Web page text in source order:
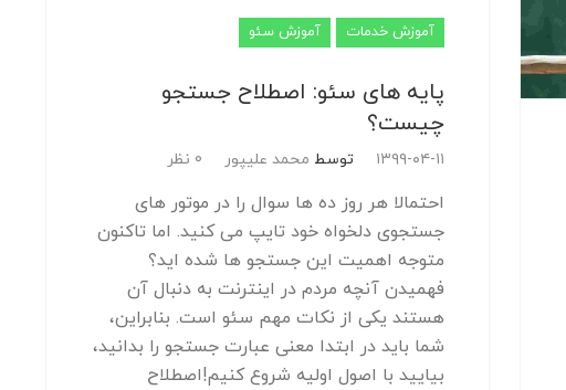
آموزش خدمات آموزش سئو
پایه های سئو: اصطلاح جستجو
چیست؟
۱۳۹۹-۰۴-۱۱ توسط محمد علیپور 0 نظر
احتمالا هر روز ده ها سوال را در موتور های
جستجوی دلخواه خود تایپ می کنید. اما تاکنون
متوجه اهمیت این جستجو ها شده اید؟
فهمیدن آنچه مردم در اینترنت به دنبال آن
هستند یکی از نکات مهم سئو است. بنابراین،
شما باید در ابتدا معنی عبارت جستجو را بدانید،
بیایید با اصول اولیه شروع کنیم!اصطلاح